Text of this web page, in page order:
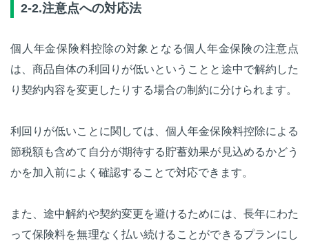
2-2.注意点への対応法
個人年金保険料控除の対象となる個人年金保険の注意点
は、商品自体の利回りが低いということと途中で解約した
り契約内容を変更したりする場合の制約に分けられます。
利回りが低いことに関しては、個人年金保険料控除による
節税額も含めて自分が期待する貯蓄効果が見込めるかどう
かを加入前によく確認することで対応できます。
また、途中解約や契約変更を避けるためには、長年にわた
って保険料を無理なく払い続けることができるプランにし